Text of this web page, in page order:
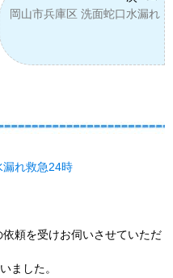
岡山市兵庫区 洗面蛇口水漏れ
漏れ救急24時
頼を受けお伺いさせていただ
ました。